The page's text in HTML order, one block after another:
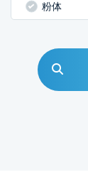
粉体